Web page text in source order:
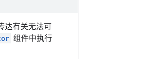
达有关无法可
组件中执行